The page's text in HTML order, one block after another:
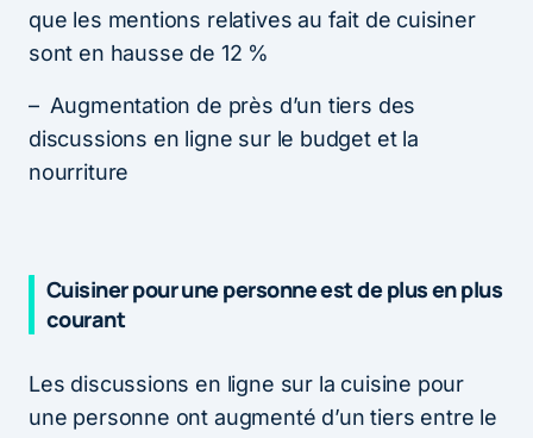
que les mentions relatives au fait de cuisiner
sont en hausse de 12 %
– Augmentation de près d’un tiers des
discussions en ligne sur le budget et la
nourriture
Cuisiner pour une personne est de plus en plus
courant
Les discussions en ligne sur la cuisine pour
une personne ont augmenté d’un tiers entre le